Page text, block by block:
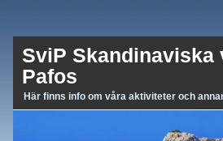
AKTIVITETER
OM OSS
SviP Skandinaviska
Pafos
Här finns info om våra aktiviteter och